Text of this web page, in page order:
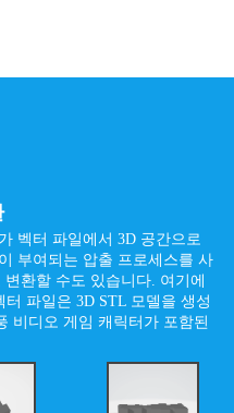
벡터 파일에서 3D 공간으로
부여되는 압출 프로세스를 사
환할 수도 있습니다. 여기에
파일은 3D STL 모델을 생성
비디오 게임 캐릭터가 포함된